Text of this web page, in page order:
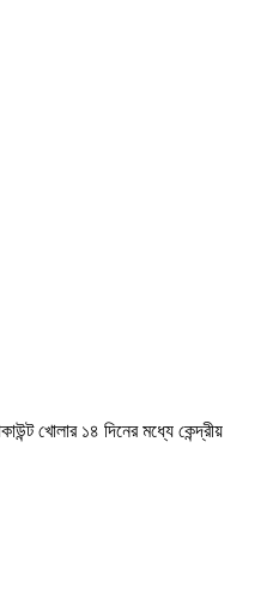
খোলার ১৪ দিনের মধ্যে কেন্দ্রীয়